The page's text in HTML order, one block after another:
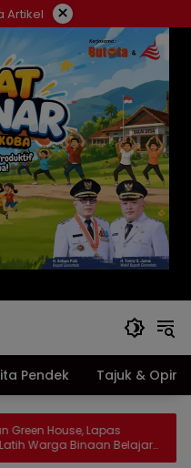
Artikel ×
Pendek Tajuk & Opini
Lapas
Binaan Belajar